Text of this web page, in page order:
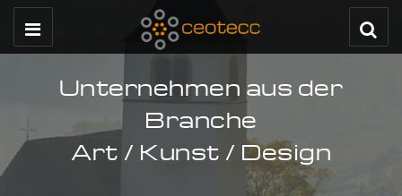
Unternehmen aus der
Branche
Art / Kunst / Design